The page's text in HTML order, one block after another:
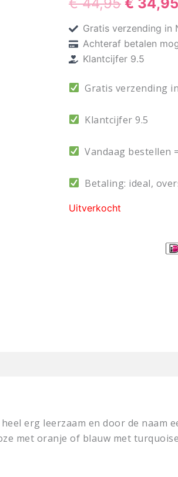
was:
€ 44,95.
Gratis verzending in
Achteraf betalen
Klantcijfer 9.5
Gratis verzending
Klantcijfer 9.5
Vandaag bestellen
Betaling: ideal,
Uitverkocht
erg leerzaam en door de naam
met oranje of blauw met